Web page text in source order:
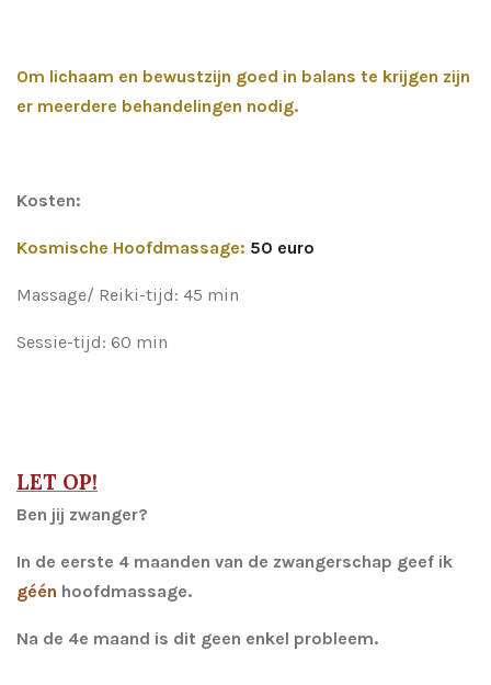
Om lichaam en bewustzijn goed in balans te krijgen zijn
er meerdere behandelingen nodig.
Kosten:
Kosmische Hoofdmassage: 50 euro
Massage/ Reiki-tijd: 45 min
Sessie-tijd: 60 min
LET OP!
Ben jij zwanger?
In de eerste 4 maanden van de zwangerschap geef ik
géén hoofdmassage.
Na de 4e maand is dit geen enkel probleem.